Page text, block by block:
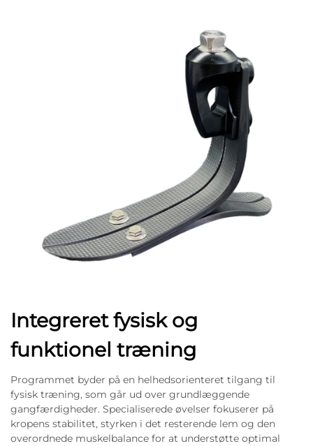
Integreret fysisk og
funktionel træning
Programmet byder på en helhedsorienteret tilgang til
fysisk træning, som går ud over grundlæggende
gangfærdigheder. Specialiserede øvelser fokuserer på
kropens stabilitet, styrken i det resterende lem og den
overordnede muskelbalance for at understøtte optimal